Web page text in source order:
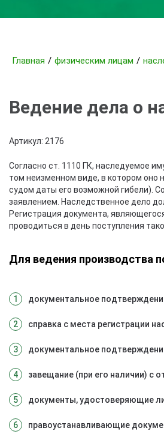
Главная / физическим лицам /
Ведение дела о
Артикул: 2176
Согласно ст. 1110 ГК, наследуемое
том неизменном виде, в котором оно
судом даты его возможной гибели).
заявлением. Наследственное дело
Регистрация документа,
проводиться в день поступления
Для ведения производства
документальное
справка с места регистрации
документальное
завещание (при его наличии) с
документы, удостоверяющие
правоустанавливающие